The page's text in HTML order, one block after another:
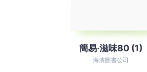
簡易‧滋味80 (1)
海濱圖書公司